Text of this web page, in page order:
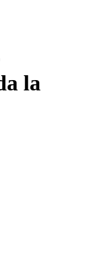
la